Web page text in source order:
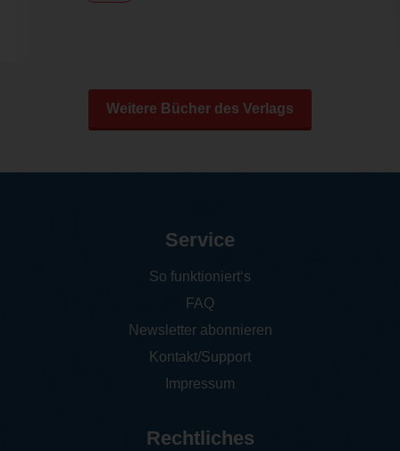
Weitere Bücher des Verlags
Service
So funktioniert‘s
FAQ
Newsletter abonnieren
Kontakt/Support
Impressum
Rechtliches